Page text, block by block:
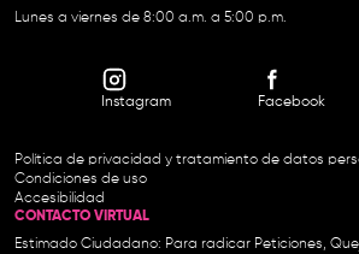
Lunes a viernes de 8:00 a.m. a 5:00 p.m.
Instagram Facebook
Política de privacidad y tratamiento de datos
Condiciones de uso
Accesibilidad
CONTACTO VIRTUAL
Estimado Ciudadano: Para radicar Peticiones,